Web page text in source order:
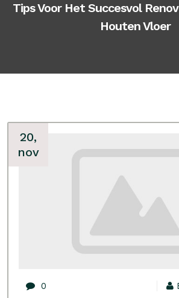
Tips Voor Het Succesvol
Houten Vloer
20,
nov
0